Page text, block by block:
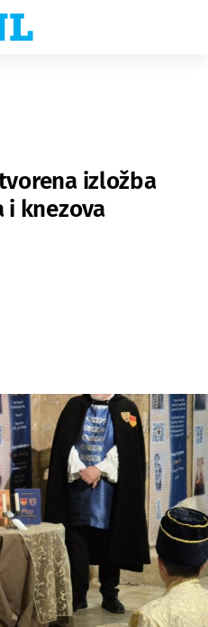
izložba
knezova